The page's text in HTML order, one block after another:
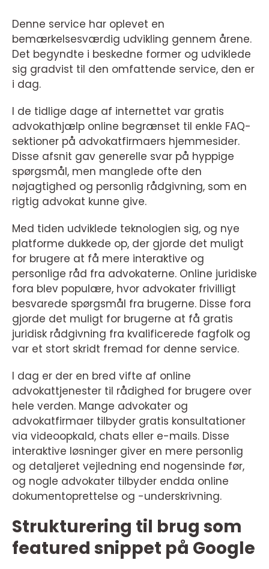
Denne service har oplevet en
bemærkelsesværdig udvikling gennem årene.
Det begyndte i beskedne former og udviklede
sig gradvist til den omfattende service, den er
i dag.
I de tidlige dage af internettet var gratis
advokathjælp online begrænset til enkle FAQ-
sektioner på advokatfirmaers hjemmesider.
Disse afsnit gav generelle svar på hyppige
spørgsmål, men manglede ofte den
nøjagtighed og personlig rådgivning, som en
rigtig advokat kunne give.
Med tiden udviklede teknologien sig, og nye
platforme dukkede op, der gjorde det muligt
for brugere at få mere interaktive og
personlige råd fra advokaterne. Online juridiske
fora blev populære, hvor advokater frivilligt
besvarede spørgsmål fra brugerne. Disse fora
gjorde det muligt for brugerne at få gratis
juridisk rådgivning fra kvalificerede fagfolk og
var et stort skridt fremad for denne service.
I dag er der en bred vifte af online
advokattjenester til rådighed for brugere over
hele verden. Mange advokater og
advokatfirmaer tilbyder gratis konsultationer
via videoopkald, chats eller e-mails. Disse
interaktive løsninger giver en mere personlig
og detaljeret vejledning end nogensinde før,
og nogle advokater tilbyder endda online
dokumentoprettelse og -underskrivning.
Strukturering til brug som
featured snippet på Google